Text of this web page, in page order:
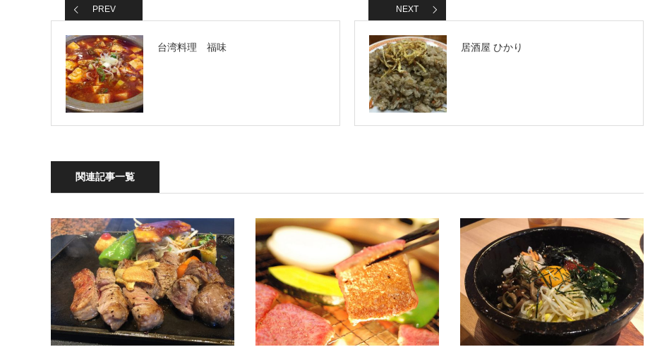
PREV
台湾料理 福味
NEXT
居酒屋 ひかり
関連記事一覧